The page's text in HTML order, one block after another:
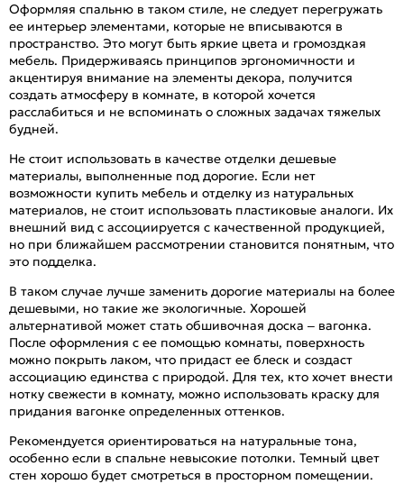
Оформляя спальню в таком стиле, не следует перегружать
ее интерьер элементами, которые не вписываются в
пространство. Это могут быть яркие цвета и громоздкая
мебель. Придерживаясь принципов эргономичности и
акцентируя внимание на элементы декора, получится
создать атмосферу в комнате, в которой хочется
расслабиться и не вспоминать о сложных задачах тяжелых
будней.
Не стоит использовать в качестве отделки дешевые
материалы, выполненные под дорогие. Если нет
возможности купить мебель и отделку из натуральных
материалов, не стоит использовать пластиковые аналоги. Их
внешний вид с ассоциируется с качественной продукцией,
но при ближайшем рассмотрении становится понятным, что
это подделка.
В таком случае лучше заменить дорогие материалы на более
дешевыми, но такие же экологичные. Хорошей
альтернативой может стать обшивочная доска – вагонка.
После оформления с ее помощью комнаты, поверхность
можно покрыть лаком, что придаст ее блеск и создаст
ассоциацию единства с природой. Для тех, кто хочет внести
нотку свежести в комнату, можно использовать краску для
придания вагонке определенных оттенков.
Рекомендуется ориентироваться на натуральные тона,
особенно если в спальне невысокие потолки. Темный цвет
стен хорошо будет смотреться в просторном помещении.